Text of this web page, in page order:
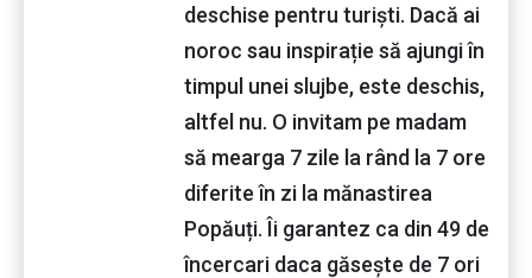
deschise pentru turiști. Dacă ai
noroc sau inspirație să ajungi în
timpul unei slujbe, este deschis,
altfel nu. O invitam pe madam
să mearga 7 zile la rând la 7 ore
diferite în zi la mănastirea
Popăuți. Îi garantez ca din 49 de
încercari daca găsește de 7 ori